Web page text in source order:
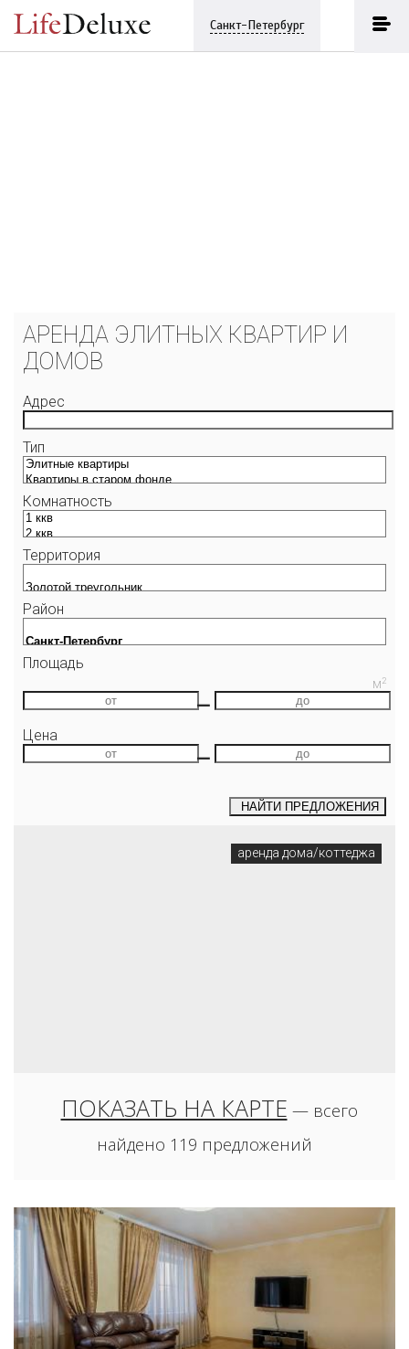
Санкт-Петербург
АРЕНДА ЭЛИТНЫХ КВАРТИР И
ДОМОВ
Адрес
Тип
Комнатность
Территория
Район
Площадь
М 2
—
Цена
—
НАЙТИ ПРЕДЛОЖЕНИЯ
аренда дома/коттеджа
ПОКАЗАТЬ НА КАРТЕ — всего
найдено 119 предложений